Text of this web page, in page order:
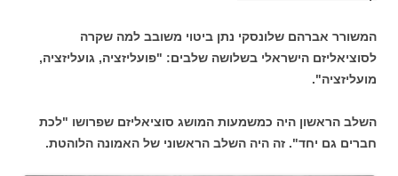
המשורר אברהם שלונסקי נתן ביטוי משובב למה שקרה
לסוציאליזם הישראלי בשלושה שלבים: "פועליזציה, גועליזציה,
מועליזציה".
השלב הראשון היה כמשמעות המושג סוציאליזם שפרושו "לכת
חברים גם יחד". זה היה השלב הראשוני של האמונה הלוהטת.